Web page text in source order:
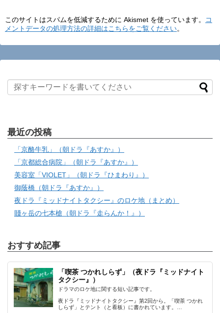
このサイトはスパムを低減するために Akismet を使っています。
コ
メントデータの処理方法の詳細はこちらをご覧ください。
最近の投稿
「京酪牛乳」（朝ドラ『あすか』）
「京都総合病院」（朝ドラ『あすか』）
美容室「VIOLET」（朝ドラ『ひまわり』）
御蔭橋（朝ドラ『あすか』）
夜ドラ『ミッドナイトタクシー』のロケ地（まとめ）
賤ヶ岳の七本槍（朝ドラ『走らんか！』）
おすすめ記事
「喫茶 つかれしらず」（夜ドラ『ミッドナイト
タクシー』）
ドラマのロケ地に関する短い記事です。
夜ドラ『ミッドナイトタクシー』第2回から。「喫茶 つかれ
しらず」とテント（と看板）に書かれています。…